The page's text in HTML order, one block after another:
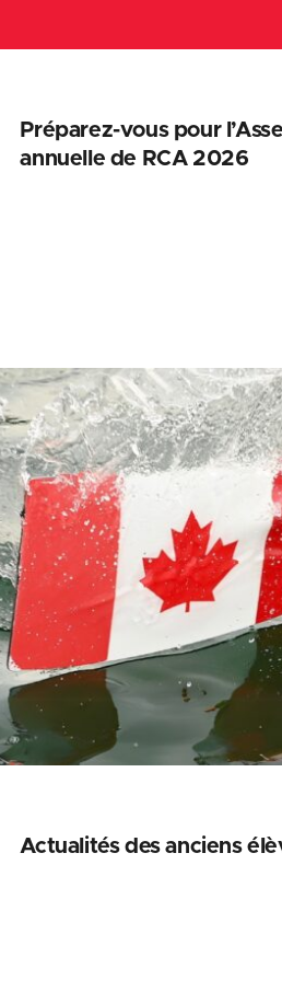
Préparez-vous pour
annuelle de RCA 2026
Actualités des anciens